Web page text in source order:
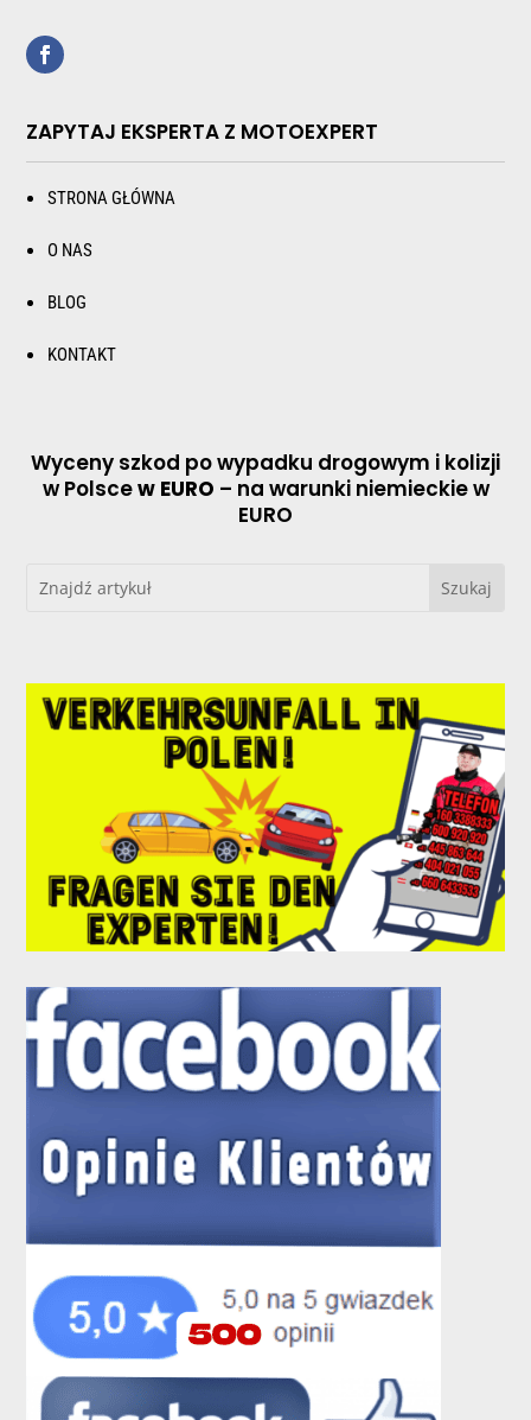
ZAPYTAJ EKSPERTA Z MOTOEXPERT
STRONA GŁÓWNA
O NAS
BLOG
KONTAKT
Wyceny szkod po wypadku drogowym i kolizji
w Polscew EURO – na warunki niemieckie w
EURO